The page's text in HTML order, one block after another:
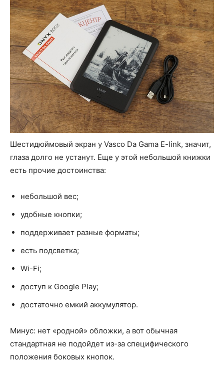
Шестидюймовый экран у Vasco Da Gama E-link, значит,
глаза долго не устанут. Еще у этой небольшой книжки
есть прочие достоинства:
небольшой вес;
удобные кнопки;
поддерживает разные форматы;
есть подсветка;
Wi-Fi;
доступ к Google Play;
достаточно емкий аккумулятор.
Минус: нет «родной» обложки, а вот обычная
стандартная не подойдет из-за специфического
положения боковых кнопок.